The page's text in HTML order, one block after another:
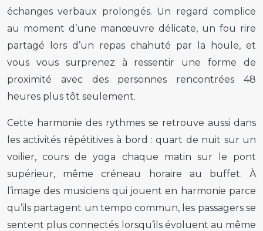
échanges verbaux prolongés. Un regard complice
au moment d’une manœuvre délicate, un fou rire
partagé lors d’un repas chahuté par la houle, et
vous vous surprenez à ressentir une forme de
proximité avec des personnes rencontrées 48
heures plus tôt seulement.
Cette harmonie des rythmes se retrouve aussi dans
les activités répétitives à bord : quart de nuit sur un
voilier, cours de yoga chaque matin sur le pont
supérieur, même créneau horaire au buffet. À
l’image des musiciens qui jouent en harmonie parce
qu’ils partagent un tempo commun, les passagers se
sentent plus connectés lorsqu’ils évoluent au même